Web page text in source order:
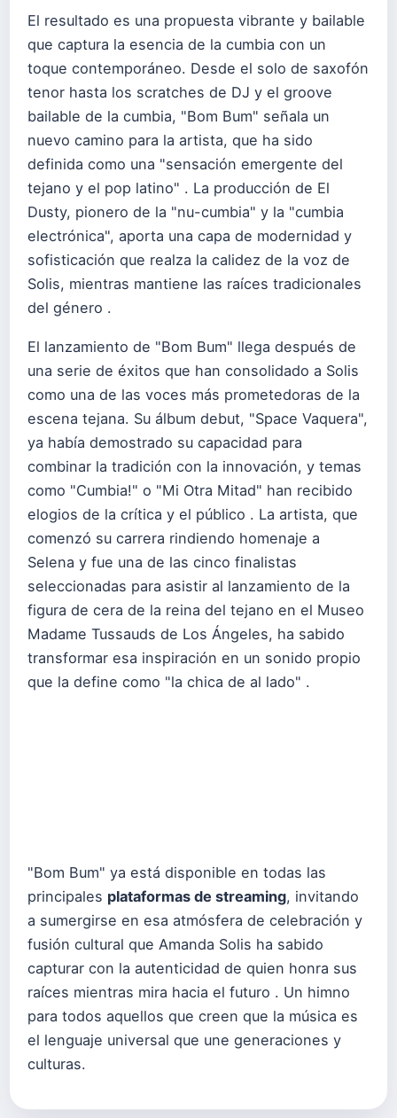
El resultado es una propuesta vibrante y bailable
que captura la esencia de la cumbia con un
toque contemporáneo. Desde el solo de saxofón
tenor hasta los scratches de DJ y el groove
bailable de la cumbia, "Bom Bum" señala un
nuevo camino para la artista, que ha sido
definida como una "sensación emergente del
tejano y el pop latino" . La producción de El
Dusty, pionero de la "nu-cumbia" y la "cumbia
electrónica", aporta una capa de modernidad y
sofisticación que realza la calidez de la voz de
Solis, mientras mantiene las raíces tradicionales
del género .
El lanzamiento de "Bom Bum" llega después de
una serie de éxitos que han consolidado a Solis
como una de las voces más prometedoras de la
escena tejana. Su álbum debut, "Space Vaquera",
ya había demostrado su capacidad para
combinar la tradición con la innovación, y temas
como "Cumbia!" o "Mi Otra Mitad" han recibido
elogios de la crítica y el público . La artista, que
comenzó su carrera rindiendo homenaje a
Selena y fue una de las cinco finalistas
seleccionadas para asistir al lanzamiento de la
figura de cera de la reina del tejano en el Museo
Madame Tussauds de Los Ángeles, ha sabido
transformar esa inspiración en un sonido propio
que la define como "la chica de al lado" .
"Bom Bum" ya está disponible en todas las
principales plataformas de streaming, invitando
a sumergirse en esa atmósfera de celebración y
fusión cultural que Amanda Solis ha sabido
capturar con la autenticidad de quien honra sus
raíces mientras mira hacia el futuro . Un himno
para todos aquellos que creen que la música es
el lenguaje universal que une generaciones y
culturas.